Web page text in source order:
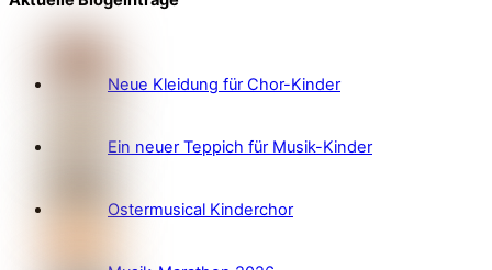
Neue Kleidung für Chor-Kinder
Ein neuer Teppich für Musik-Kinder
Ostermusical Kinderchor